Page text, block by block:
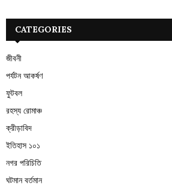
CATEGORIES
জীবনী
পর্যটন আকর্ষণ
ফুটবল
রহস্য রোমাঞ্চ
ক্রীড়াবিদ
ইতিহাস ১০১
নগর পরিচিতি
ঘটমান বর্তমান